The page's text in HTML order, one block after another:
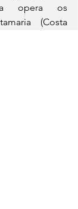
opera os
(Costa